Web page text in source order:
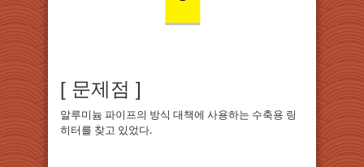
[ 문제점 ]
알루미늄 파이프의 방식 대책에 사용하는 수축용 링
히터를 찾고 있었다.